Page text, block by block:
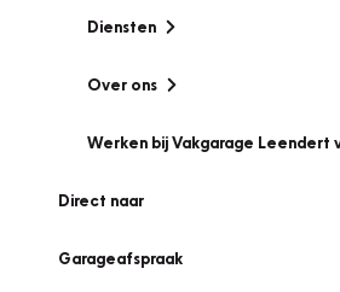
Diensten
Over ons
Werken bij Vakgarage Leendert
Direct naar
Garageafspraak